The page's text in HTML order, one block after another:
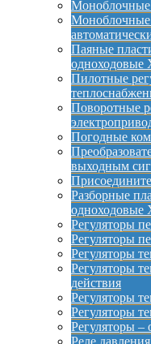
Моноблочные
Моноблочные
Паяные
одноходовые
Пилотные
Поворотные
Погодные
выходным
Разборные
одноходовые
Регуляторы
Регуляторы
Регуляторы
Регуляторы
действия
Регуляторы
Регуляторы
Регуляторы –
Реле